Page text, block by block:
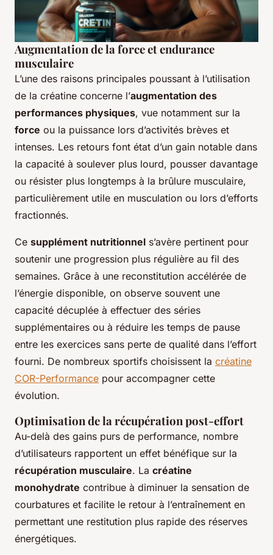
Augmentation de la force et endurance
musculaire
L’une des raisons principales poussant à l’utilisation
de la créatine concerne l’augmentation des
performances physiques, vue notamment sur la
force ou la puissance lors d’activités brèves et
intenses. Les retours font état d’un gain notable dans
la capacité à soulever plus lourd, pousser davantage
ou résister plus longtemps à la brûlure musculaire,
particulièrement utile en musculation ou lors d’efforts
fractionnés.
Ce supplément nutritionnel s’avère pertinent pour
soutenir une progression plus régulière au fil des
semaines. Grâce à une reconstitution accélérée de
l’énergie disponible, on observe souvent une
capacité décuplée à effectuer des séries
supplémentaires ou à réduire les temps de pause
entre les exercices sans perte de qualité dans l’effort
fourni. De nombreux sportifs choisissent la créatine
COR-Performance pour accompagner cette
évolution.
Optimisation de la récupération post-effort
Au-delà des gains purs de performance, nombre
d’utilisateurs rapportent un effet bénéfique sur la
récupération musculaire. La créatine
monohydrate contribue à diminuer la sensation de
courbatures et facilite le retour à l’entraînement en
permettant une restitution plus rapide des réserves
énergétiques.